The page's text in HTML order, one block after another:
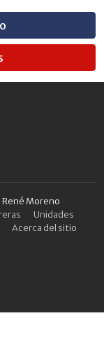
Moreno
Unidades
Acerca del sitio